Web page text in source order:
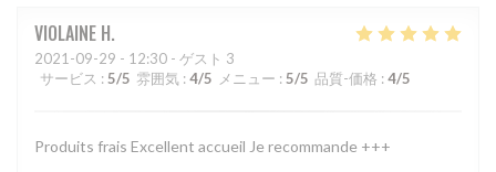
VIOLAINE H
2021-09-29 - 12:30 - ゲスト 3
サービス : 5/5 雰囲気 : 4/5 メニュー : 5/5 品質-価格 : 4/5
Produits frais Excellent accueil Je recommande +++